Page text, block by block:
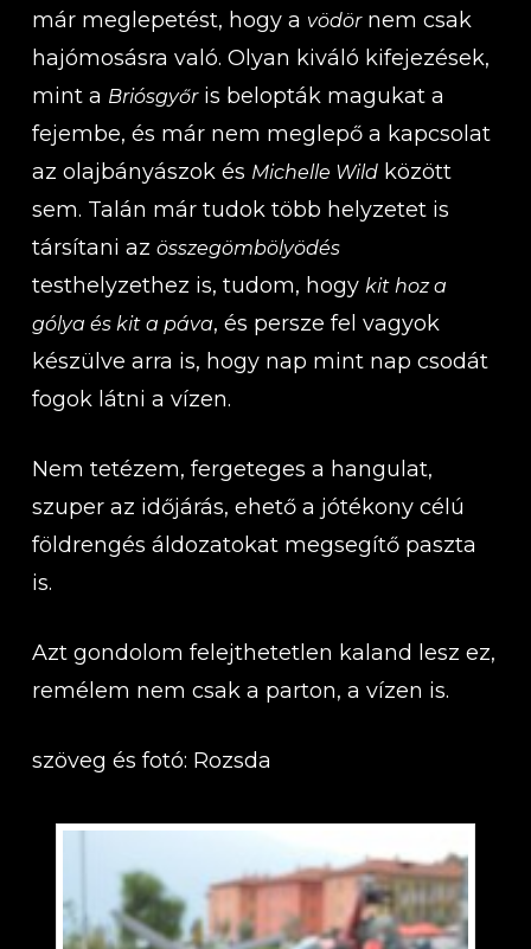
már meglepetést, hogy a vödörnem csak
hajómosásra való. Olyan kiváló kifejezések,
mint a Briósgyőris belopták magukat a
fejembe, és már nem meglepő a kapcsolat
az olajbányászok és Michelle Wildközött
sem. Talán már tudok több helyzetet is
társítani az összegömbölyödés
testhelyzethez is, tudom, hogy kit hoz a
gólya és kit a páva, és persze fel vagyok
készülve arra is, hogy nap mint nap csodát
fogok látni a vízen.
Nem tetézem, fergeteges a hangulat,
szuper az időjárás, ehető a jótékony célú
földrengés áldozatokat megsegítő paszta
is.
Azt gondolom felejthetetlen kaland lesz ez,
remélem nem csak a parton, a vízen is.
szöveg és fotó: Rozsda